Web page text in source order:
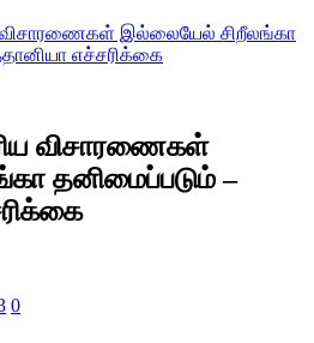
விசாரணைகள் இல்லையேல் சிறீலங்கா
எச்சரிக்கை
விசாரணைகள்
தனிமைப்படும் –
0